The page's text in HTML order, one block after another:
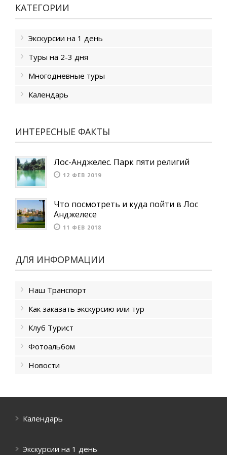
КАТЕГОРИИ
Экскурсии на 1 день
Туры на 2-3 дня
Многодневные туры
Календарь
ИНТЕРЕСНЫЕ ФАКТЫ
Лос-Анджелес. Парк пяти религий
12 ФЕВ 2019
Что посмотреть и куда пойти в Лос
Анджелесе
11 ФЕВ 2018
ДЛЯ ИНФОРМАЦИИ
Наш Транспорт
Как заказать экскурсию или тур
Клуб Турист
Фотоальбом
Новости
Календарь
Экскурсии на 1 день